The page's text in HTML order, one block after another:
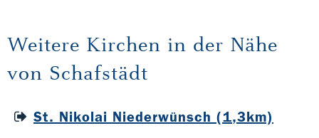
Weitere Kirchen in der Nähe
von Schafstädt
St. Nikolai Niederwünsch (1,3km)